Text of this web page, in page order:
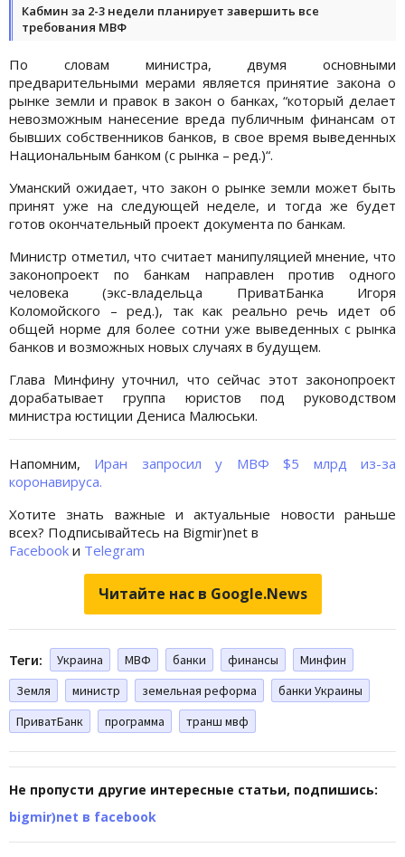
Кабмин за 2-3 недели планирует завершить все
требования МВФ
По словам министра, двумя основными
предварительными мерами является принятие закона о
рынке земли и правок в закон о банках, “который делает
невозможным нанесение вреда публичным финансам от
бывших собственников банков, в свое время выведенных
Национальным банком (с рынка – ред.)“.
Уманский ожидает, что закон о рынке земли может быть
принят уже на следующей неделе, и тогда же будет
готов окончательный проект документа по банкам.
Министр отметил, что считает манипуляцией мнение, что
законопроект по банкам направлен против одного
человека (экс-владельца ПриватБанка Игоря
Коломойского – ред.), так как реально речь идет об
общей норме для более сотни уже выведенных с рынка
банков и возможных новых случаях в будущем.
Глава Минфину уточнил, что сейчас этот законопроект
дорабатывает группа юристов под руководством
министра юстиции Дениса Малюськи.
Напомним, Иран запросил у МВФ $5 млрд из-за
коронавируса.
Хотите знать важные и актуальные новости раньше
всех? Подписывайтесь на Bigmir)net в
Facebook и Telegram
Читайте нас в Google.News
Теги: Украина МВФ банки финансы
Минфин
Земля
министр земельная реформа
банки Украины
ПриватБанк
программа транш мвф
Не пропусти другие интересные статьи, подпишись:
bigmir)net в facebook